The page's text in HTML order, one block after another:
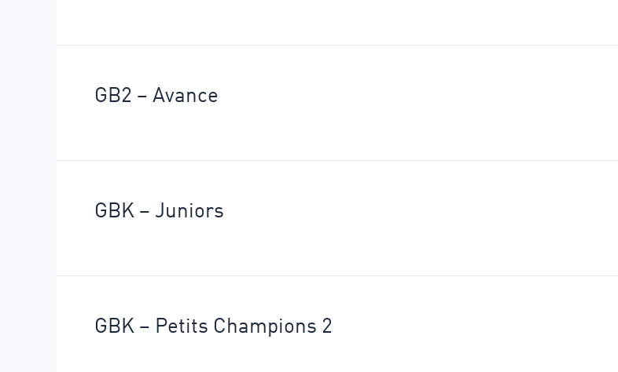
GB2 – Avance
GBK – Juniors
GBK – Petits Champions 2